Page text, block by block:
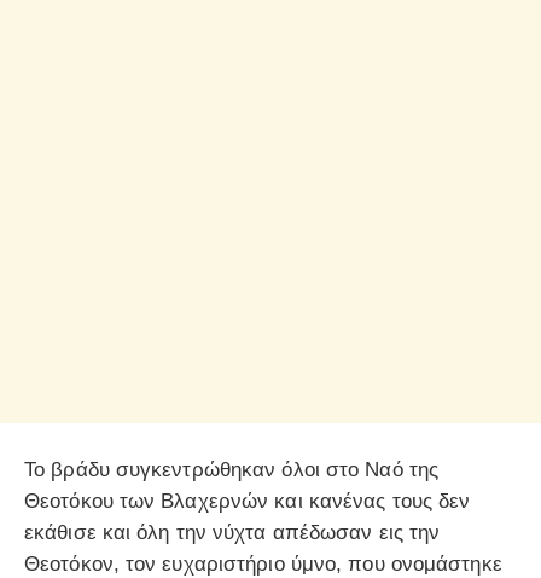
Το βράδυ συγκεντρώθηκαν όλοι στο Ναό της
Θεοτόκου των Βλαχερνών και κανένας τους δεν
εκάθισε και όλη την νύχτα απέδωσαν εις την
Θεοτόκον, τον ευχαριστήριο ύμνο, που ονομάστηκε